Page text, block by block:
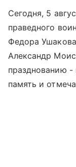
Сегодня, 5
праведного
Федора
Александр
празднованию -
память и